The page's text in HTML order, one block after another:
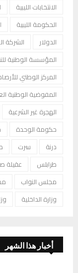
الانتخابات الليبية
الحكومة الليبية
الدولار
الشركة
المؤسسة الوطنية
المركز الوطني
المفوضية الوطنية
الهجرة غير الشرعية
حكومة الوحدة
درنة
سرت
طرابلس
عقيلة
مجلس النواب
وزارة الداخلية
أخبار هذا الشهر